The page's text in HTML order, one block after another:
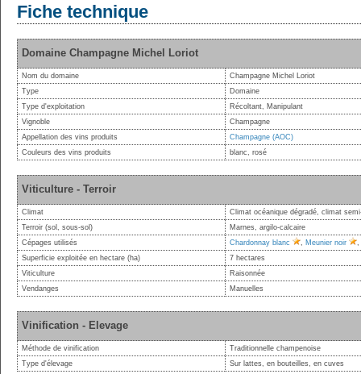
Fiche technique
Domaine Champagne Michel Loriot
Nom du domaine
Champagne Michel Loriot
Type
Domaine
Type d'exploitation
Récoltant, Manipulant
Vignoble
Champagne
Appellation des vins produits
Champagne (AOC)
Couleurs des vins produits
blanc, rosé
Viticulture - Terroir
Climat
Climat océanique dégradé, climat
Terroir (sol, sous-sol)
Marnes, argilo-calcaire
Cépages utilisés
Chardonnay blanc , Meunier noir
,
Superficie exploitée en hectare (ha)
7 hectares
Viticulture
Raisonnée
Vendanges
Manuelles
Vinification - Elevage
Méthode de vinification
Traditionnelle champenoise
Type d'élevage
Sur lattes, en bouteilles, en cuves